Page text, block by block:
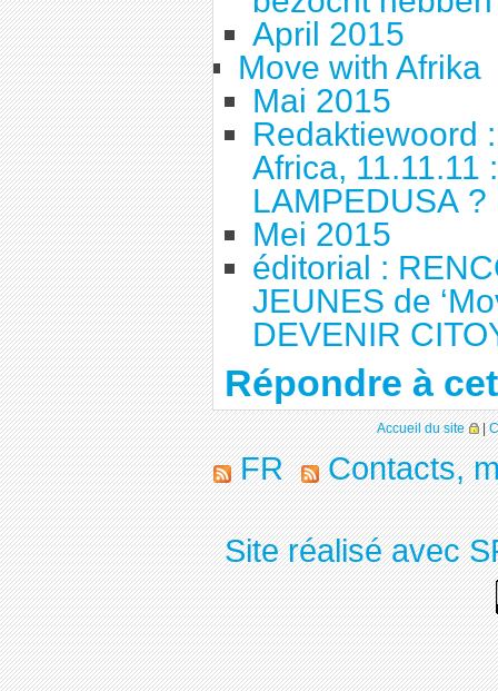
April 2015
Move with Afrika
Mai 2015
Redaktiewoord
Africa, 11.11.11
LAMPEDUSA ?
Mei 2015
éditorial :
JEUNES de
DEVENIR
Répondre à
Accueil du site |
FR Contacts,
Site réalisé avec